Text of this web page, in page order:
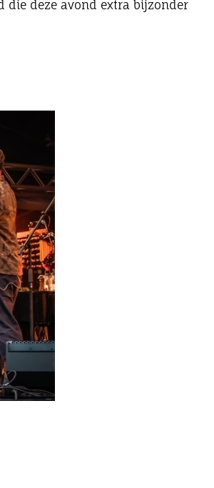
die deze avond extra bijzonder